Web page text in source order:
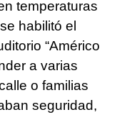
temperaturas
habilitó el
“Américo
a varias
o familias
seguridad,